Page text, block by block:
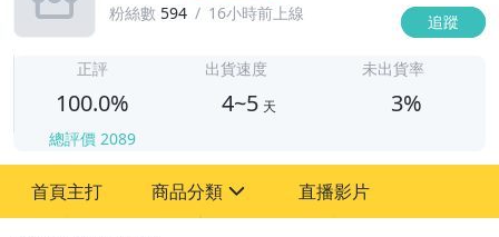
粉絲數 594 16小時前上線 追蹤
正評
100.0%
總評價 2089
出貨速度
4~5 天
未出貨率
3%
首頁主打 商品分類 直播影片